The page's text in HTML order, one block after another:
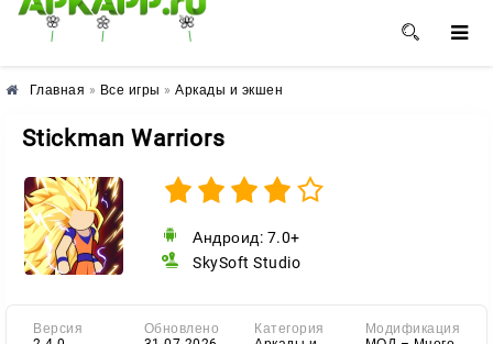
🌸 🌼 🌺
Главная » Все игры » Аркады и экшен
Stickman Warriors
Андроид: 7.0+
SkySoft Studio
Версия
Обновлено
Категория
Модификация